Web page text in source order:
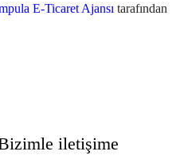
E-Ticaret Ajansı tarafından
Bizimle iletişime